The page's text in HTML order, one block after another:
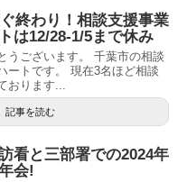
終わり！相談支援事業
は12/28-1/5まで休み
うございます。 千葉市の相談
ートです。 現在3名ほど相談
おります...
記事を読む
看と三部署での2024年
会!